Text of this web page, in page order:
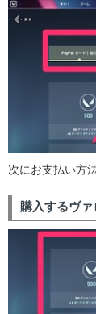
次にお支払い方
購入するヴ